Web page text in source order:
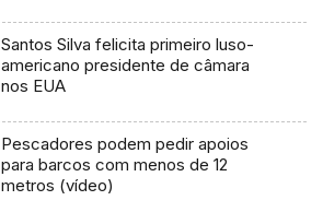
Santos Silva felicita primeiro luso-
americano presidente de câmara
nos EUA
Pescadores podem pedir apoios
para barcos com menos de 12
metros (vídeo)